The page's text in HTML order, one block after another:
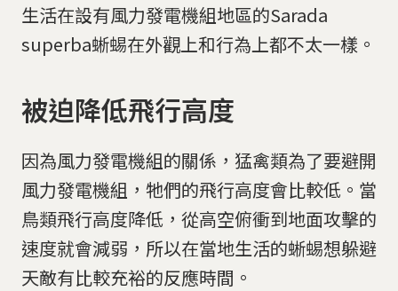
生活在設有風力發電機組地區的Sarada
superba蜥蜴在外觀上和行為上都不太一樣。
被迫降低飛行高度
因為風力發電機組的關係，猛禽類為了要避開
風力發電機組，牠們的飛行高度會比較低。當
鳥類飛行高度降低，從高空俯衝到地面攻擊的
速度就會減弱，所以在當地生活的蜥蜴想躲避
天敵有比較充裕的反應時間。